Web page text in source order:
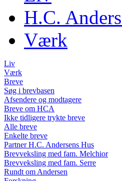
H.C.
Værk
Liv
Værk
Breve
Søg i brevbasen
Afsendere og modtagere
Breve om HCA
Ikke tidligere trykte breve
Alle breve
Enkelte breve
Partner H.C. Andersens Hus
Brevveksling med fam. Melchior
Brevveksling med fam. Serre
Rundt om Andersen